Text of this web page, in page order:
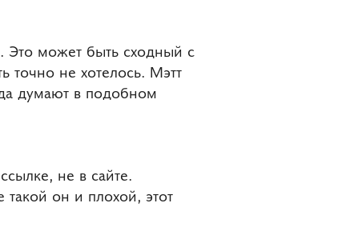
Это может быть сходный с
точно не хотелось. Мэтт
думают в подобном
не в сайте.
он и плохой, этот